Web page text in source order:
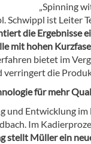
„Spinning
Schwippl ist Leiter
die Ergebnisse
mit hohen
bietet im
verringert die
für mehr
und Entwicklung
Im
stellt Müller ein